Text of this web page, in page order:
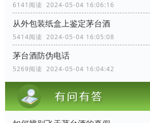
6141阅读 2024-05-04 16:06:16
从外包装纸盒上鉴定茅台酒
5414阅读 2024-05-04 16:05:08
茅台酒防伪电话
5269阅读 2024-05-04 16:04:42